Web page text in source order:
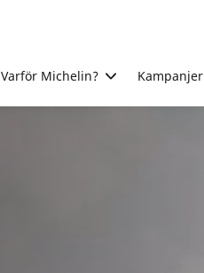
Varför Michelin? Kampanjer